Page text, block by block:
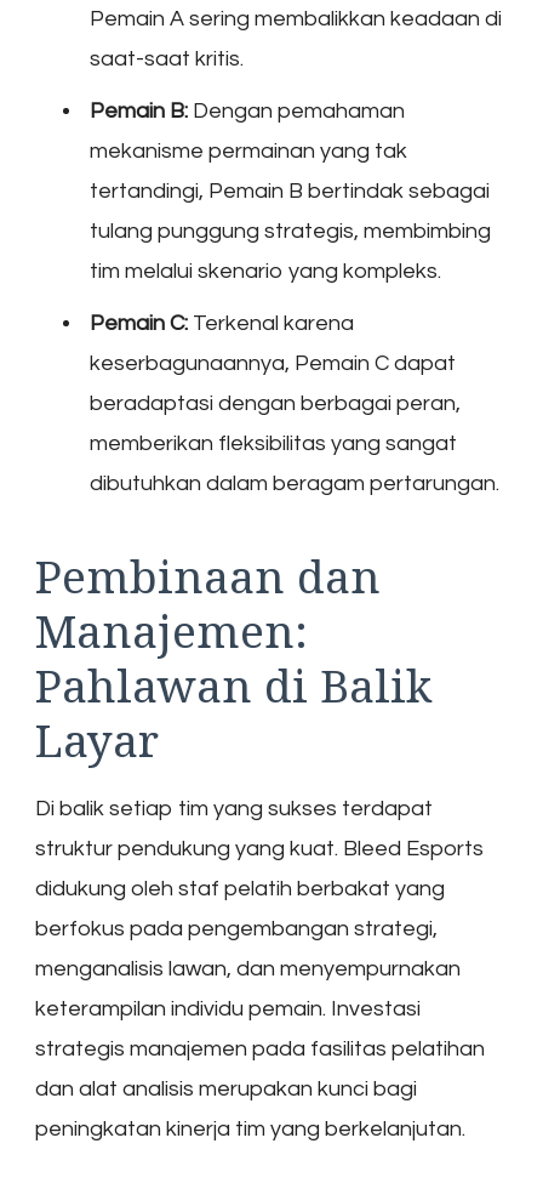
Pemain A sering membalikkan keadaan di
saat-saat kritis.
Pemain B: Dengan pemahaman
mekanisme permainan yang tak
tertandingi, Pemain B bertindak sebagai
tulang punggung strategis, membimbing
tim melalui skenario yang kompleks.
Pemain C: Terkenal karena
keserbagunaannya, Pemain C dapat
beradaptasi dengan berbagai peran,
memberikan fleksibilitas yang sangat
dibutuhkan dalam beragam pertarungan.
Pembinaan dan
Manajemen:
Pahlawan di Balik
Layar
Di balik setiap tim yang sukses terdapat
struktur pendukung yang kuat. Bleed Esports
didukung oleh staf pelatih berbakat yang
berfokus pada pengembangan strategi,
menganalisis lawan, dan menyempurnakan
keterampilan individu pemain. Investasi
strategis manajemen pada fasilitas pelatihan
dan alat analisis merupakan kunci bagi
peningkatan kinerja tim yang berkelanjutan.